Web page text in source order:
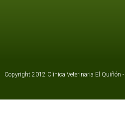
Copyright 2012 Clínica Veterinaria El Quiñón -